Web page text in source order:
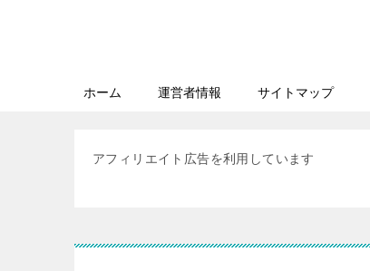
ホーム 運営者情報 サイトマップ
アフィリエイト広告を利用しています